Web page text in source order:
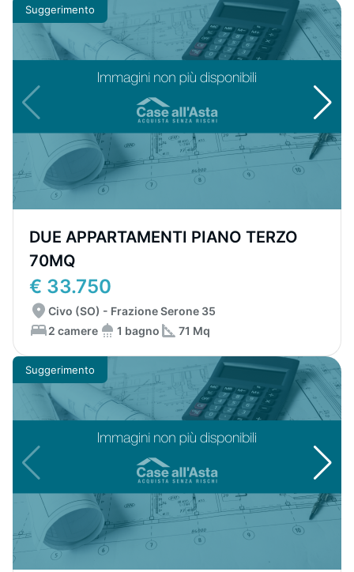
Suggerimento
DUE APPARTAMENTI PIANO TERZO
70MQ
€ 33.750
Civo (SO) - Frazione Serone 35
2 camere
1 bagno 71 Mq
Suggerimento